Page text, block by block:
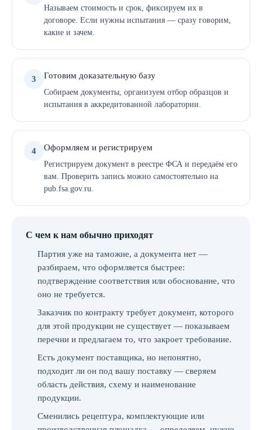
Называем стоимость и срок, фиксируем их в
договоре. Если нужны испытания — сразу говорим,
какие и зачем.
3 Готовим доказательную базу
Собираем документы, организуем отбор образцов и
испытания в аккредитованной лаборатории.
4 Оформляем и регистрируем
Регистрируем документ в реестре ФСА и передаём его
вам. Проверить запись можно самостоятельно на
pub.fsa.gov.ru.
С чем к нам обычно приходят
Партия уже на таможне, а документа нет —
разбираем, что оформляется быстрее:
подтверждение соответствия или обоснование, что
оно не требуется.
Заказчик по контракту требует документ, которого
для этой продукции не существует — показываем
перечни и предлагаем то, что закроет требование.
Есть документ поставщика, но непонятно,
подходит ли он под вашу поставку — сверяем
область действия, схему и наименование
продукции.
Сменились рецептура, комплектующие или